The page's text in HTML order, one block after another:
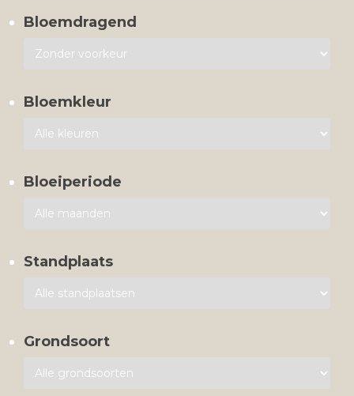
Bloemdragend
Bloemkleur
Bloeiperiode
Standplaats
Grondsoort